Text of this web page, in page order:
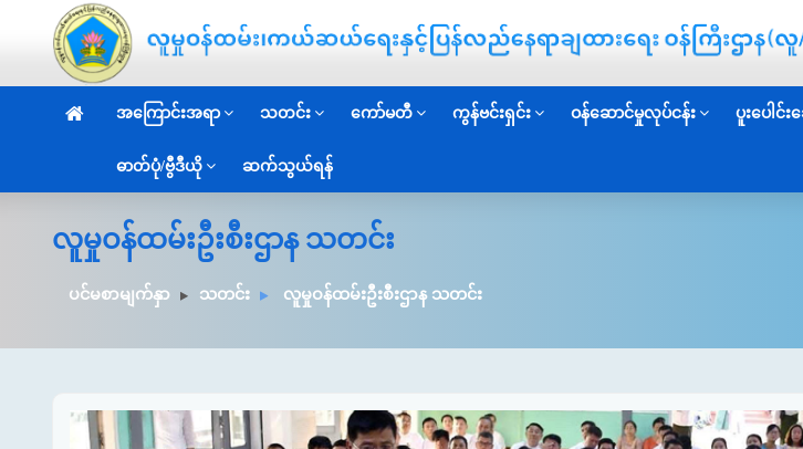
အကြောင်းအရာ သတင်း ကော်မတီ ကွန်ဗင်းရှင်း ဝန်ဆောင်မှုလုပ်ငန်း ပူးပေါင်
ဓာတ်ပုံ/ဗွီဒီယို ဆက်သွယ်ရန်
လူမှုဝန်ထမ်းဦးစီးဌာန သတင်း
ပင်မစာမျက်နှာ သတင်း လူမှုဝန်ထမ်းဦးစီးဌာန သတင်း